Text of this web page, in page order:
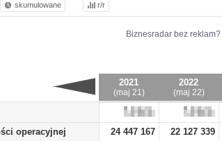
skumulowane r/r
Biznesradar bez reklam?
2021
(maj 21)
2022
(maj 22)
operacyjnej
24 447 167 22 127 339